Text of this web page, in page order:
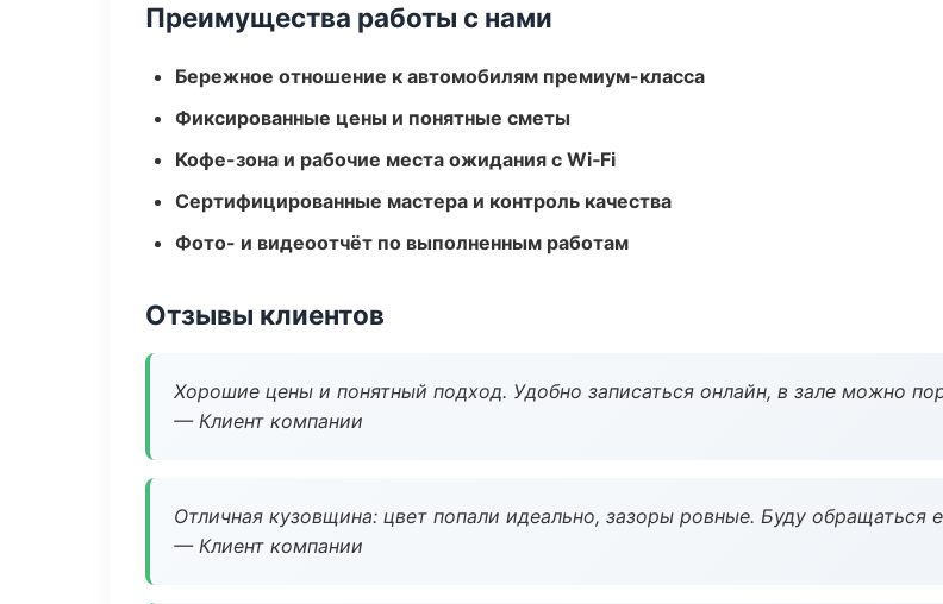
Преимущества работы с нами
Бережное отношение к автомобилям премиум-класса
Фиксированные цены и понятные сметы
Кофе-зона и рабочие места ожидания с Wi‑Fi
Сертифицированные мастера и контроль качества
Фото- и видеоотчёт по выполненным работам
Отзывы клиентов
Хорошие цены и понятный подход. Удобно записаться онлайн, в зале можно
— Клиент компании
Отличная кузовщина: цвет попали идеально, зазоры ровные. Буду обращаться
— Клиент компании